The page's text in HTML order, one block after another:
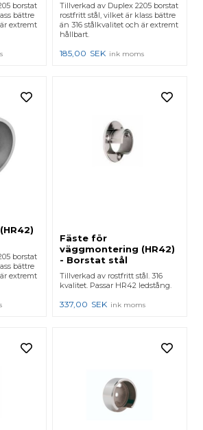
borstat
bättre
extremt
Tillverkad av Duplex 2205 borstat
rostfritt stål, vilket är klass bättre
än 316 stålkvalitet och är extremt
hållbart.
185,00 SEK ink moms
borstat
bättre
extremt
Fäste för
väggmontering (HR42)
- Borstat stål
Tillverkad av rostfritt stål. 316
kvalitet. Passar HR42 ledstång.
337,00 SEK ink moms